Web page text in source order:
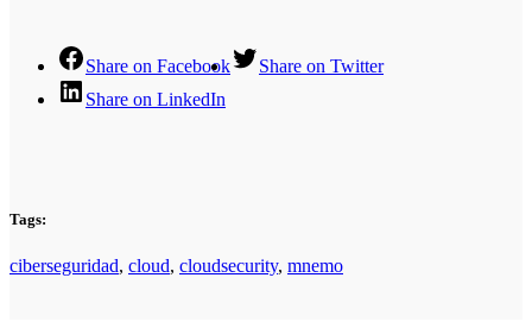
Share on Facebook
Share on Twitter
Share on LinkedIn
Tags:
ciberseguridad, cloud, cloudsecurity, mnemo